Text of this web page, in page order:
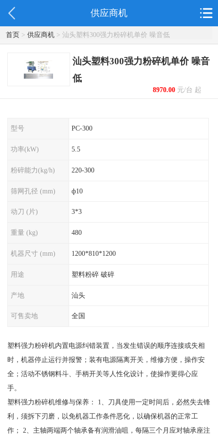
供应商机
首页> 供应商机> 汕头塑料300强力粉碎机单价 噪音低
汕头塑料300强力粉碎机单价 噪音
低
8970.00元/台 起
型号 PC-300
功率(kW) 5.5
粉碎能力(kg/h) 220-300
筛网孔径 (mm) ф10
动刀 (片) 3*3
重量 (kg) 480
机器尺寸 (mm) 1200*810*1200
用途 塑料粉碎 破碎
产地 汕头
可售卖地 全国
塑料强力粉碎机内置电源纠错装置，当发生错误的顺序连接或失相
时，机器停止运行并报警；装有电源隔离开关，维修方便，操作安
全；活动不锈钢料斗、手柄开关等人性化设计，使操作更得心应
手。
塑料强力粉碎机维修与保养： 1、刀具使用一定时间后，必然失去锋
利，须拆下刃磨，以免机器工作条件恶化，以确保机器的正常工
作； 2、主轴两端两个轴承备有润滑油咀，每隔三个月应对轴承座注